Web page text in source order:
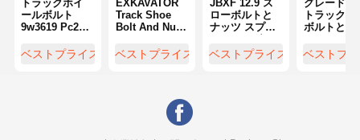
トラックホイ
ールボルト
9w3619 Pc200
Cat320 硬度
HRC22-HRC32
ベストプライス
EXKAVATOR
Track Shoe
Bolt And Nuts
SH200 SK200
CAT320 掘削機
ルトとナッツ
9W3619 PC200
SH200 SK200
ベストプライス
JBXF 12.9 ス
ローボルトと
ナッツ スプロ
ント ボルトナ
ベストプライス
グレード
トラック車
ボルトとナ
ホールハブ
ルトOem
ベストプ